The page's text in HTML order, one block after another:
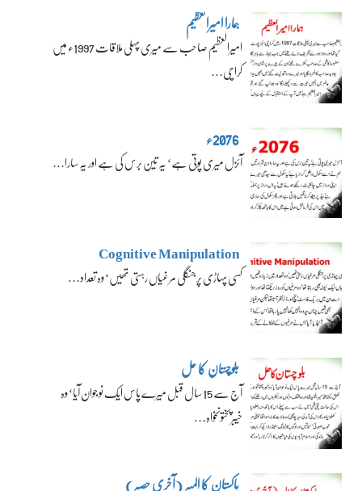
ہمارا امیرالعظیم
امیرالعظیم صاحب سے میری پہلی ملاقات 1997ء میں
کراچی…
2076ء
آئزل میری پوتی ہے‘ یہ تین برس کی ہے اور یہ سارا…
Cognitive Manipulation
کسی پہاڑی پر جنگلی مرغیاں رہتی تھیں‘ وہ تعداد…
بلوچستان کا حل
آج سے 15 سال قبل میرے پاس ایک نوجوان آیا‘ وہ
خیبرپختونخواہ…
پاکستان کا المیہ (آخری حصہ)